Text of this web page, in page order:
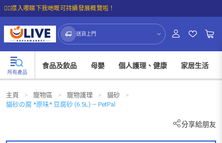
☝🏼㩒入嚟睇下我哋嘅可持續發展概覽啦！
送貨上門
所有產品
食品及飲品 母嬰 個人護理、健康 家居生活
主頁 > 寵物區 > 寵物護理 > 貓砂
>
貓砂の腐 *原味* 豆腐砂 (6.5L) – PetPal
分享給朋友